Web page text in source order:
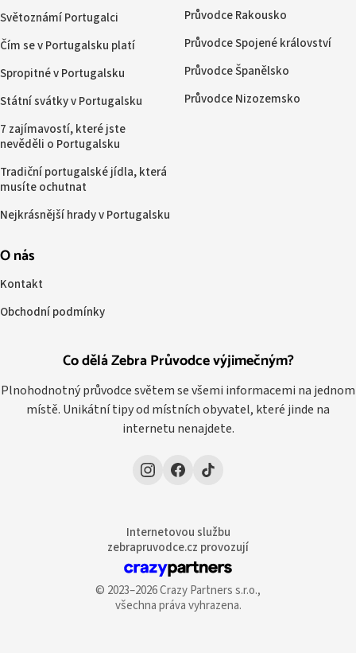
Co dělá Zebra Průvodce výjimečným?
Plnohodnotný průvodce světem se všemi informacemi na jednom
místě. Unikátní tipy od místních obyvatel, které jinde na
internetu nenajdete.
Světoznámí Portugalci
Čím se v Portugalsku platí
Spropitné v Portugalsku
Státní svátky v Portugalsku
7 zajímavostí, které jste
nevěděli o Portugalsku
Tradiční portugalské jídla, která
musíte ochutnat
Nejkrásnější hrady v Portugalsku
Průvodce Rakousko
Průvodce Spojené království
Průvodce Španělsko
Průvodce Nizozemsko
O nás
Kontakt
Obchodní podmínky
Internetovou službu
zebrapruvodce.cz provozují
© 2023–2026 Crazy Partners s.r.o.,
všechna práva vyhrazena.